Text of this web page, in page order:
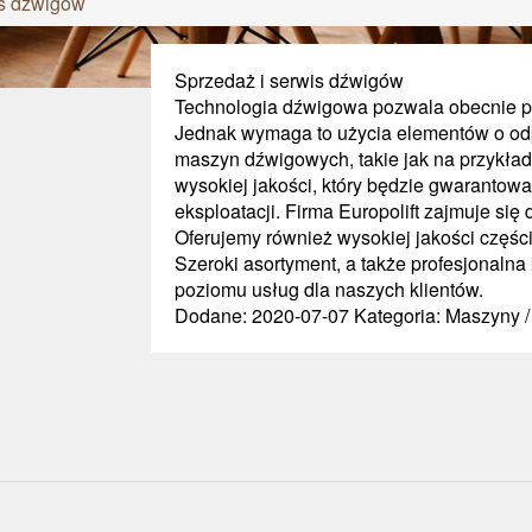
Sprzedaż i serwis dźwigów
Technologia dźwigowa pozwala obecnie
Jednak wymaga to użycia elementów o
maszyn dźwigowych, takie jak na
wysokiej jakości, który będzie
eksploatacji. Firma Europolift zajmuje się
Oferujemy również wysokiej jakości
Szeroki asortyment, a także
poziomu usług dla naszych klientów.
Dodane: 2020-07-07 Kategoria: Maszyny